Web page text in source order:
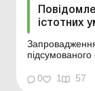
істотних
0
1 57